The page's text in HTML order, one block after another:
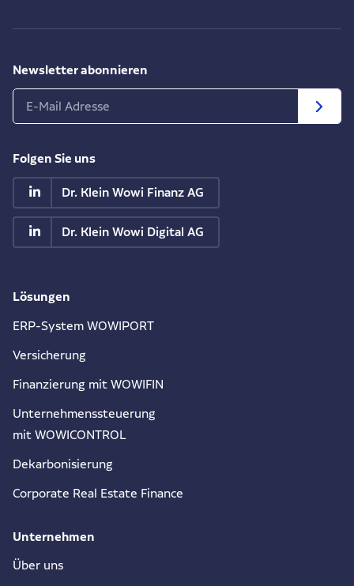
Newsletter abonnieren
Folgen Sie uns
Dr. Klein Wowi Finanz AG
Dr. Klein Wowi Digital AG
Lösungen
ERP-System WOWIPORT
Versicherung
Finanzierung mit WOWIFIN
Unternehmenssteuerung
mit WOWICONTROL
Dekarbonisierung
Corporate Real Estate Finance
Unternehmen
Über uns